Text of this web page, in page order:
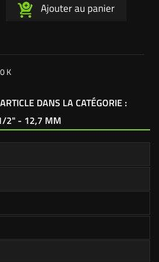
Ajouter au panier
K
DANS LA CATÉGORIE :
2" - 12,7 MM